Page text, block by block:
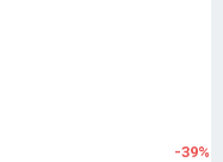
-39%